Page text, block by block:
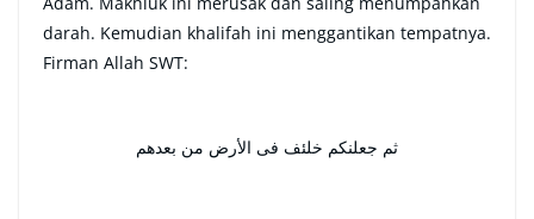
darah. Kemudian khalifah ini menggantikan tempatnya.
Firman Allah SWT:
ثم جعلنكم خلئف فى الأرض من بعدهم